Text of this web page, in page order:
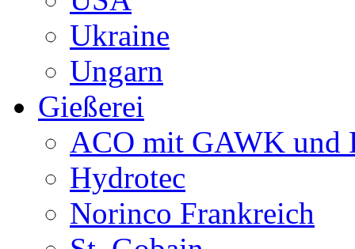
Ukraine
Ungarn
Gießerei
ACO mit GAWK und
Hydrotec
Norinco Frankreich